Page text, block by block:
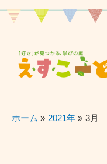
お知らせ
news
ホーム 2021年 3月